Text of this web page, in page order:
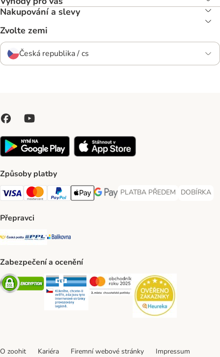
Nakupování a slevy
Zvolte zemi
Česká republika / cs
Způsoby platby
Visa Payment Method
Mastercard Payment Method
PayPal Payment Method
Apple pay Payment Method
GooglePay Payment Method
PLATBA PŘEDEM
PLATBA PŘEDEM Payment
DOBÍRKA
DOBÍRKA
Přepravci
Česká pošta Shipping Method
PPL Shipping Method
Balíkovna Shipping Method
Zabezpečení a ocenění
Security Security Security
O zoohit Kariéra Firemní webové stránky Impressum